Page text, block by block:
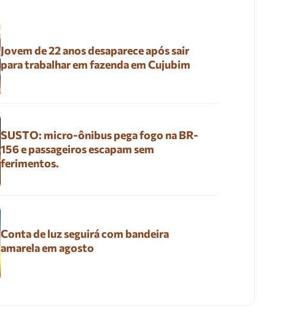
Jovem de 22 anos desaparece após sair
para trabalhar em fazenda em Cujubim
SUSTO: micro-ônibus pega fogo na BR-
156 e passageiros escapam sem
ferimentos.
Conta de luz seguirá com bandeira
amarela em agosto